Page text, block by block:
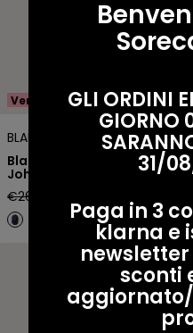
GLI ORDINI
31/
Paga in 3
klarna e
sconti
Vendita -50%
BLAUER
Blauer Giubbino Bomber
John
Prezzo
regolare
€265,00 EUR
di
vendita
Blauer Giubbino con
cappuccio antivento